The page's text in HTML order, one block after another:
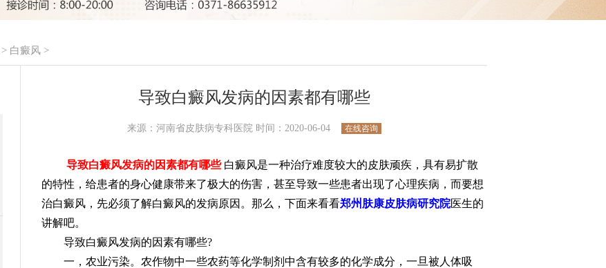
> 白癜风 >
导致白癜风发病的因素都有哪些
来源：河南省皮肤病专科医院 时间：2020-06-04 在线咨询
导致白癜风发病的因素都有哪些白癜风是一种治疗难度较大的皮肤顽疾，具有易扩散
的特性，给患者的身心健康带来了极大的伤害，甚至导致一些患者出现了心理疾病，而要想
治白癜风，先必须了解白癜风的发病原因。那么，下面来看看郑州肤康皮肤病研究院医生的
讲解吧。
导致白癜风发病的因素有哪些?
一，农业污染。农作物中一些农药等化学制剂中含有较多的化学成分，一旦被人体吸